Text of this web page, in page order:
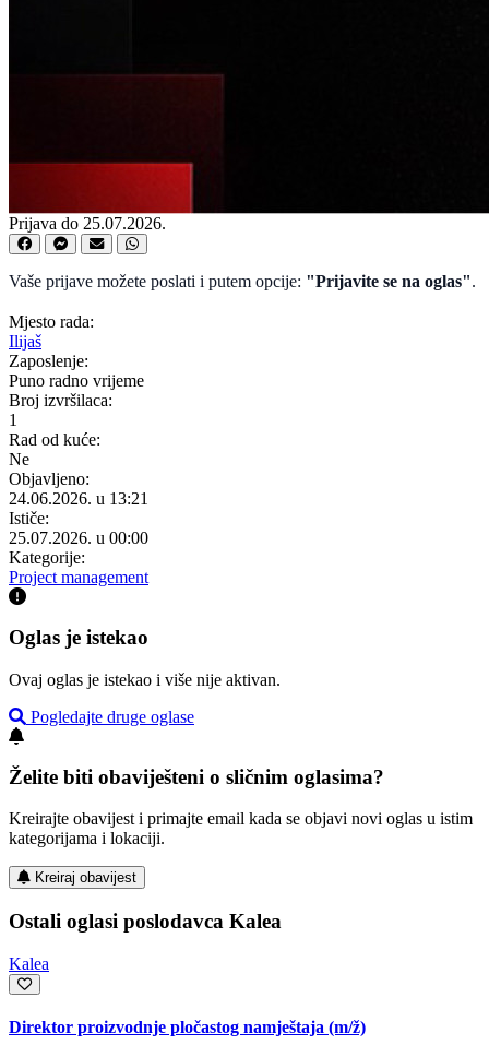
Prijava do 25.07.2026.
Vaše prijave možete poslati i putem opcije: "Prijavite se na oglas".
Mjesto rada:
Ilijaš
Zaposlenje:
Puno radno vrijeme
Broj izvršilaca:
1
Rad od kuće:
Ne
Objavljeno:
24.06.2026. u 13:21
Ističe:
25.07.2026. u 00:00
Kategorije:
Project management
Oglas je istekao
Ovaj oglas je istekao i više nije aktivan.
Pogledajte druge oglase
Želite biti obaviješteni o sličnim oglasima?
Kreirajte obavijest i primajte email kada se objavi novi oglas u istim
kategorijama i lokaciji.
Kreiraj obavijest
Ostali oglasi poslodavca Kalea
Kalea
Direktor proizvodnje pločastog namještaja (m/ž)